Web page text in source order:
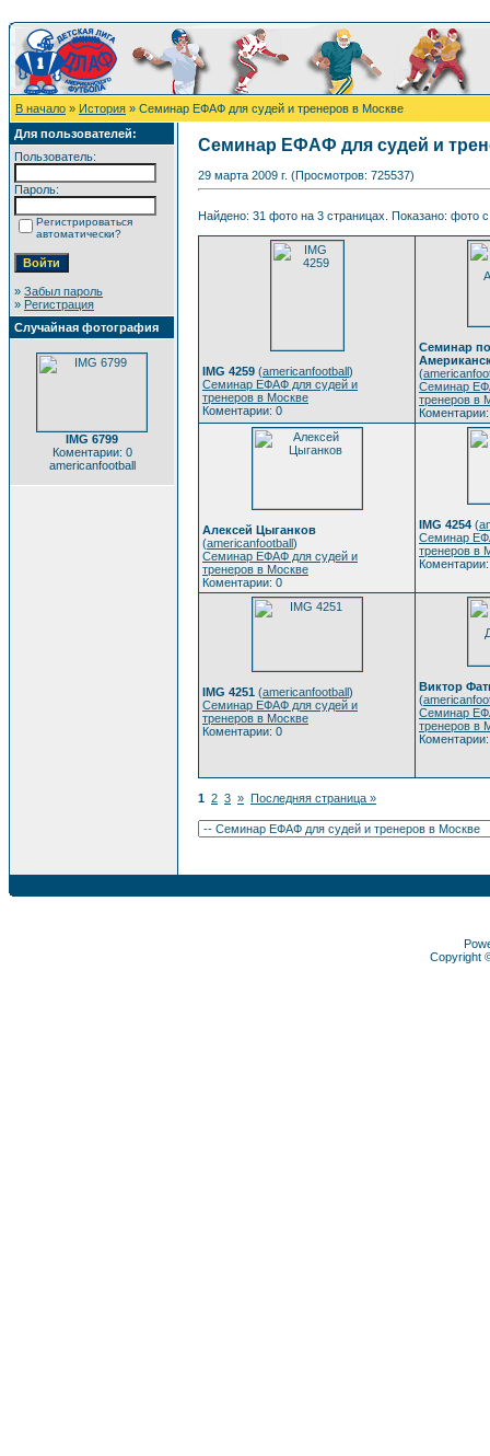
В начало » История » Семинар ЕФАФ для судей и тренеров в Москве
Для пользователей:
Пользователь:
Пароль:
Регистрироваться
автоматически?
» Забыл пароль
» Регистрация
Случайная фотография
IMG 6799
Коментарии: 0
americanfootball
Семинар ЕФАФ для судей и
29 марта 2009 г. (Просмотров: 725537)
Найдено: 31 фото на 3 страницах. Показано: фото
IMG 4259 (americanfootball)
Семинар ЕФАФ для судей и
тренеров в Москве
Коментарии: 0
Семинар по
(
Семинар
тренеров в
Алексей Цыганков
(americanfootball)
Семинар ЕФАФ для судей и
тренеров в Москве
Коментарии: 0
IMG 4254 (
Семинар
тренеров в
IMG 4251 (americanfootball)
Семинар ЕФАФ для судей и
тренеров в Москве
Коментарии: 0
Виктор
(
Семинар
тренеров в
1 2 3 » Последняя страница »
Copyright